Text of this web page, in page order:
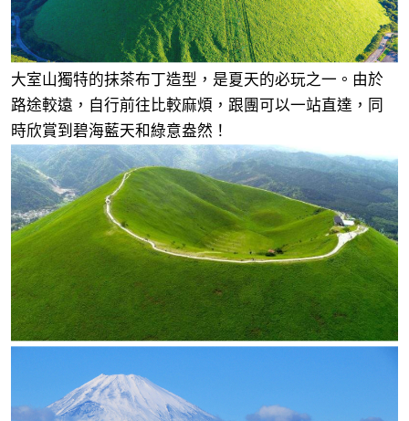
大室山獨特的抹茶布丁造型，是夏天的必玩之一。由於
路途較遠，自行前往比較麻煩，跟團可以一站直達，同
時欣賞到碧海藍天和綠意盎然！